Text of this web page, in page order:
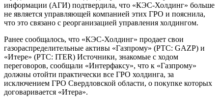
информации (АГИ) подтвердила, что «КЭС-Холдинг» больше
не является управляющей компанией этих ГРО и пояснила,
что это связано с реорганизацией управления холдингом.
Ранее сообщалось, что «КЭС-Холдинг» продает свои
газораспределительные активы «Газпрому» (РТС: GAZP) и
«Итере» (РТС: ITER) Источники, знакомые с ходом
переговоров, сообщали «Интерфаксу», что к «Газпрому»
должны отойти практически все ГРО холдинга, за
исключением ГРО Свердловской области, о покупке которых
договаривается «Итера».